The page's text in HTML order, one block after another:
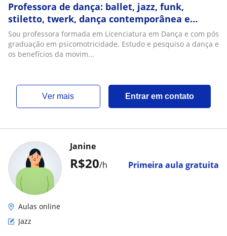
Professora de dança: ballet, jazz, funk,
stiletto, twerk, dança contemporânea e
outras
Sou professora formada em Licenciatura em Dança e com pós
graduação em psicomotricidade. Estudo e pesquiso a dança e
os benefícios da movim...
ver mais Entrar em contato
R$20/h Primeira aula gratuita
Janine
Aulas online
Jazz